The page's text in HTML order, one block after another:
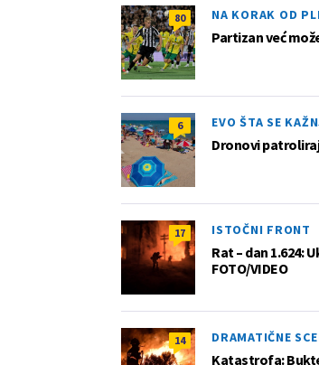
80 NA KORAK OD
Partizan već
6 EVO ŠTA SE
Dronovi
17 ISTOČNI FRONT
Rat – dan 1.624:
FOTO/VIDEO
14 DRAMATIČNE
Katastrofa: